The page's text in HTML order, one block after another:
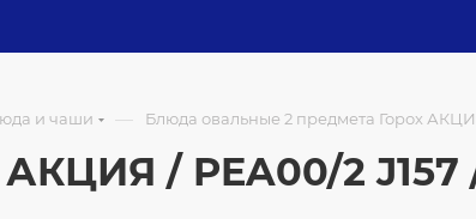
и чаши — Блюда овальные 2 предмета Горох
/ PEA00/2 J157